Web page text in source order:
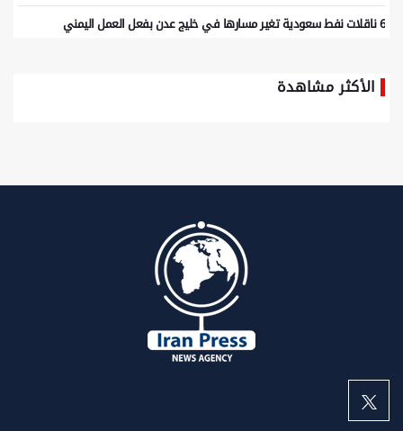
6 ناقلات نفط سعودية تغير مسارها في خليج عدن بفعل العمل اليمني
الأكثر مشاهدة